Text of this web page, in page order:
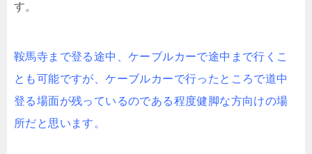
す。
鞍馬寺まで登る途中、ケーブルカーで途中まで行くこ
とも可能ですが、ケーブルカーで行ったところで道中
登る場面が残っているのである程度健脚な方向けの場
所だと思います。